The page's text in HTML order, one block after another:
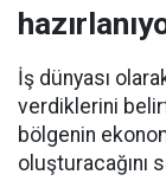
İş dünyası
verdiklerini
bölgenin
oluşturacağını